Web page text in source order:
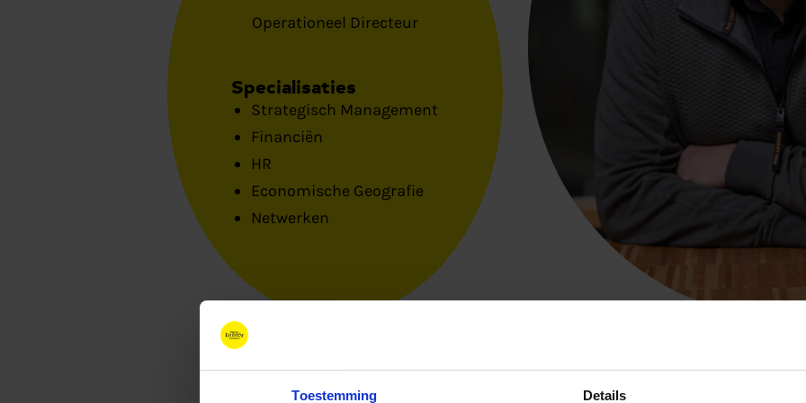
Toestemming Details
Operationeel Directeur
Specialisaties
Strategisch Management
Financiën
HR
Economische Geografie
Netwerken